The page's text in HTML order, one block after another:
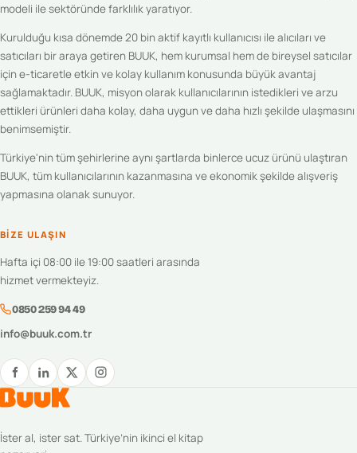
modeli ile sektöründe farklılık yaratıyor.
Kurulduğu kısa dönemde 20 bin aktif kayıtlı kullanıcısı ile alıcıları ve
satıcıları bir araya getiren BUUK, hem kurumsal hem de bireysel satıcılar
için e-ticaretle etkin ve kolay kullanım konusunda büyük avantaj
sağlamaktadır. BUUK, misyon olarak kullanıcılarının istedikleri ve arzu
ettikleri ürünleri daha kolay, daha uygun ve daha hızlı şekilde ulaşmasını
benimsemiştir.
Türkiye'nin tüm şehirlerine aynı şartlarda binlerce ucuz ürünü ulaştıran
BUUK, tüm kullanıcılarının kazanmasına ve ekonomik şekilde alışveriş
yapmasına olanak sunuyor.
BIZE ULAŞIN
Hafta içi 08:00 ile 19:00 saatleri arasında
hizmet vermekteyiz.
0850 259 94 49
info@buuk.com.tr
İster al, ister sat. Türkiye’nin ikinci el kitap